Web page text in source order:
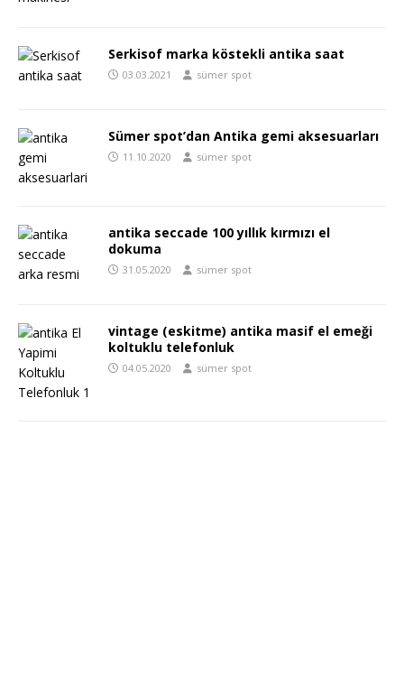
Serkisof marka köstekli antika saat
03.03.2021 sümer spot
Sümer spot’dan Antika gemi aksesuarları
11.10.2020 sümer spot
antika seccade 100 yıllık kırmızı el
dokuma
31.05.2020 sümer spot
vintage (eskitme) antika masif el emeği
koltuklu telefonluk
04.05.2020 sümer spot